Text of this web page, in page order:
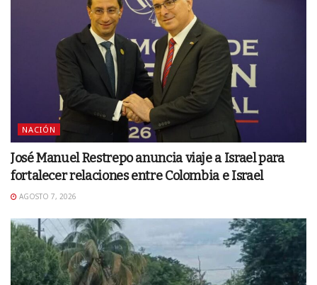
NACIÓN
José Manuel Restrepo anuncia viaje a Israel para
fortalecer relaciones entre Colombia e Israel
AGOSTO 7, 2026